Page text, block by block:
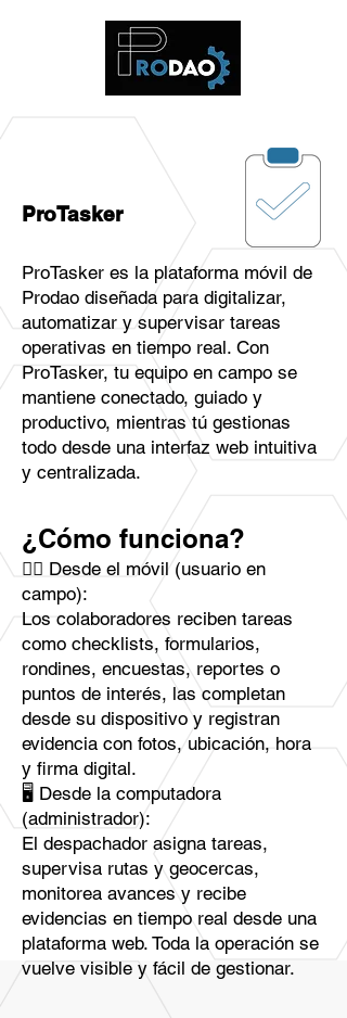
ProTasker
ProTasker es la plataforma móvil de
Prodao diseñada para digitalizar,
automatizar y supervisar tareas
operativas en tiempo real. Con
ProTasker, tu equipo en campo se
mantiene conectado, guiado y
productivo, mientras tú gestionas
todo desde una interfaz web intuitiva
y centralizada.
¿Cómo funciona?
👷‍♂️ Desde el móvil (usuario en
campo):
Los colaboradores reciben tareas
como checklists, formularios,
rondines, encuestas, reportes o
puntos de interés, las completan
desde su dispositivo y registran
evidencia con fotos, ubicación, hora
y firma digital.
🖥️ Desde la computadora
(administrador):
El despachador asigna tareas,
supervisa rutas y geocercas,
monitorea avances y recibe
evidencias en tiempo real desde una
plataforma web. Toda la operación se
vuelve visible y fácil de gestionar.